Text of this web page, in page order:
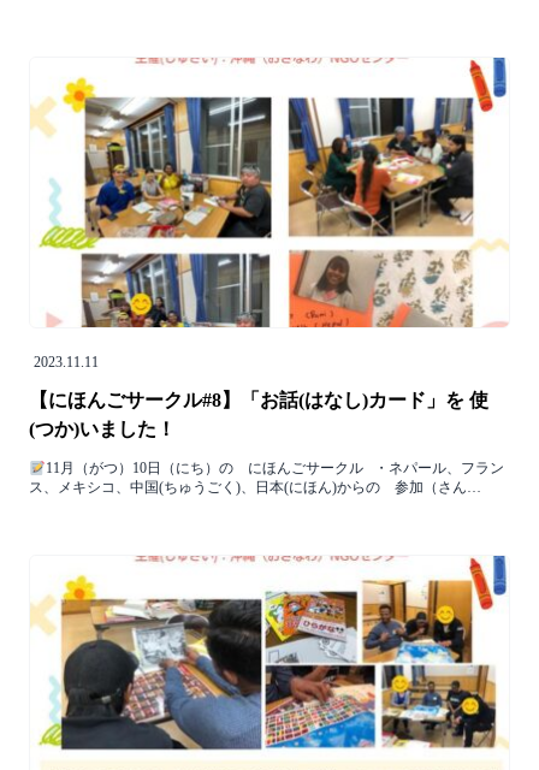
2023.11.11
【にほんごサークル#8】「お話(はなし)カード」を 使
(つか)いました！
11月（がつ）10日（にち）の にほんごサークル ⁡ ⁡ ・ネパール、フラン
ス、メキシコ、中国(ちゅうごく)、日本(にほん)からの 参加（さん…